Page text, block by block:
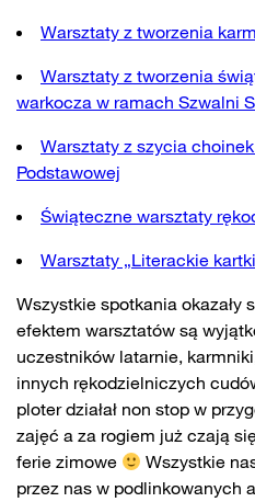
Warsztaty z tworzenia
Warsztaty z tworzenia
warkocza w ramach Szwalni
Warsztaty z szycia
Podstawowej
Świąteczne warsztaty
Warsztaty „Literackie
Wszystkie spotkania okazały
efektem warsztatów są
uczestników latarnie,
innych rękodzielniczych
ploter działał non stop w
zajęć a za rogiem już czają
ferie zimowe
Wszystkie
przez nas w podlinkowanych